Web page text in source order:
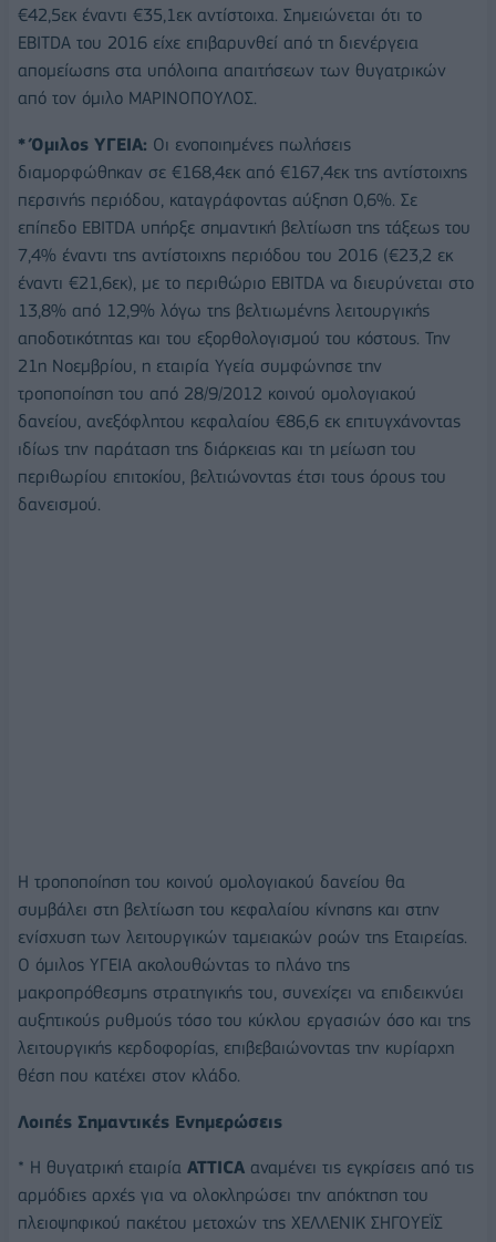
€42,5εκ έναντι €35,1εκ αντίστοιχα. Σημειώνεται ότι το
ΕΒΙΤDA του 2016 είχε επιβαρυνθεί από τη διενέργεια
απομείωσης στα υπόλοιπα απαιτήσεων των θυγατρικών
από τον όμιλο ΜΑΡΙΝΟΠΟΥΛΟΣ.
* Όμιλος ΥΓΕΙΑ: Οι ενοποιημένες πωλήσεις
διαμορφώθηκαν σε €168,4εκ από €167,4εκ της αντίστοιχης
περσινής περιόδου, καταγράφοντας αύξηση 0,6%. Σε
επίπεδο EBITDA υπήρξε σημαντική βελτίωση της τάξεως του
7,4% έναντι της αντίστοιχης περιόδου του 2016 (€23,2 εκ
έναντι €21,6εκ), με το περιθώριο EBITDA να διευρύνεται στο
13,8% από 12,9% λόγω της βελτιωμένης λειτουργικής
αποδοτικότητας και του εξορθολογισμού του κόστους. Την
21η Νοεμβρίου, η εταιρία Υγεία συμφώνησε την
τροποποίηση του από 28/9/2012 κοινού ομολογιακού
δανείου, ανεξόφλητου κεφαλαίου €86,6 εκ επιτυγχάνοντας
ιδίως την παράταση της διάρκειας και τη μείωση του
περιθωρίου επιτοκίου, βελτιώνοντας έτσι τους όρους του
δανεισμού.
Η τροποποίηση του κοινού ομολογιακού δανείου θα
συμβάλει στη βελτίωση του κεφαλαίου κίνησης και στην
ενίσχυση των λειτουργικών ταμειακών ροών της Εταιρείας.
Ο όμιλος ΥΓΕΙΑ ακολουθώντας το πλάνο της
μακροπρόθεσμης στρατηγικής του, συνεχίζει να επιδεικνύει
αυξητικούς ρυθμούς τόσο του κύκλου εργασιών όσο και της
λειτουργικής κερδοφορίας, επιβεβαιώνοντας την κυρίαρχη
θέση που κατέχει στον κλάδο.
Λοιπές Σημαντικές Ενημερώσεις
* Η θυγατρική εταιρία ATTICA αναμένει τις εγκρίσεις από τις
αρμόδιες αρχές για να ολοκληρώσει την απόκτηση του
πλειοψηφικού πακέτου μετοχών της ΧΕΛΛΕΝΙΚ ΣΗΓΟΥΕΪΣ